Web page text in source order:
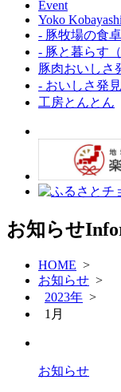
Event
Yoko Kobayashi
- 豚牧場の食
- 豚と暮らす（
豚肉おいしさ
- おいしさ発
工房とんとん
お知らせ
HOME >
お知らせ >
2023年 >
1月
お知らせ